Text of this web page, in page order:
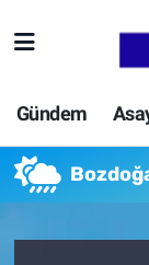
Gündem